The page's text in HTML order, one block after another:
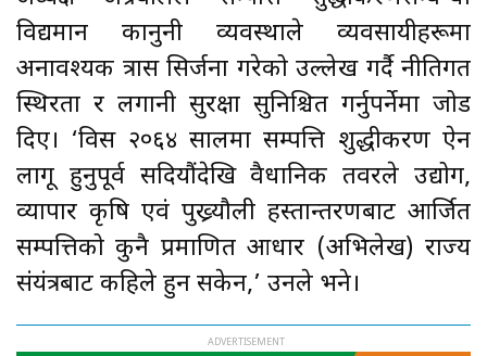
विद्यमान कानुनी व्यवस्थाले व्यवसायीहरूमा
अनावश्यक त्रास सिर्जना गरेको उल्लेख गर्दै नीतिगत
स्थिरता र लगानी सुरक्षा सुनिश्चित गर्नुपर्नेमा जोड
दिए। ‘विस २०६४ सालमा सम्पत्ति शुद्धीकरण ऐन
लागू हुनुपूर्व सदियौंदेखि वैधानिक तवरले उद्योग,
व्यापार कृषि एवं पुख्र्यौली हस्तान्तरणबाट आर्जित
सम्पत्तिको कुनै प्रमाणित आधार (अभिलेख) राज्य
संयंत्रबाट कहिले हुन सकेन,’ उनले भने।